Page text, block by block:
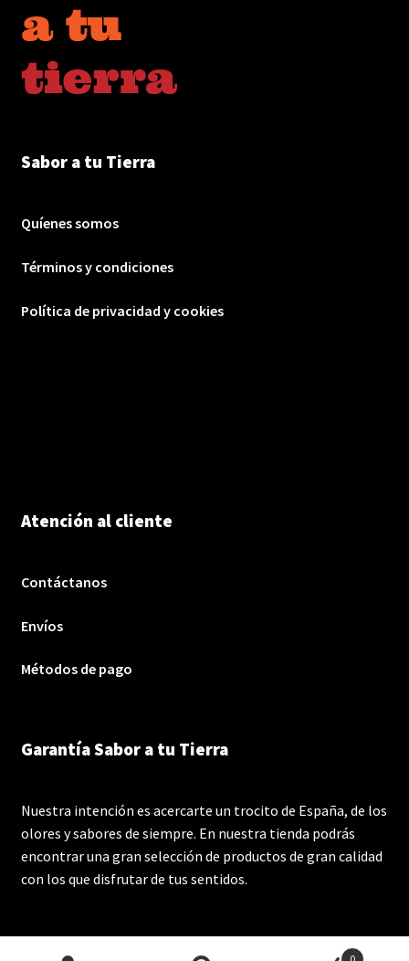
Sabor a tu Tierra
Quíenes somos
Términos y condiciones
Política de privacidad y cookies
Atención al cliente
Contáctanos
Envíos
Métodos de pago
Garantía Sabor a tu Tierra
Nuestra intención es acercarte un trocito de España, de los
olores y sabores de siempre. En nuestra tienda podrás
encontrar una gran selección de productos de gran calidad
con los que disfrutar de tus sentidos.